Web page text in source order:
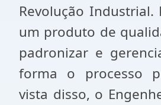
Revolução Industrial.
um produto de
padronizar e
forma o processo
vista disso, o